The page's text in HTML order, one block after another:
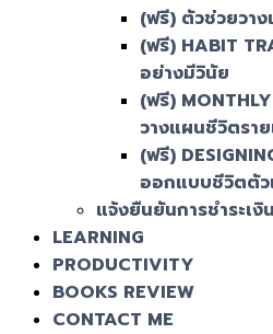
(ฟรี) ตัวช่วยวา
(ฟรี) HABIT
อย่างมีวินัย
(ฟรี)
วางแผนชีวิตรา
(ฟรี)
ออกแบบชีวิตตัว
แจ้งยืนยันการชำระเงิน
LEARNING
PRODUCTIVITY
BOOKS REVIEW
CONTACT ME